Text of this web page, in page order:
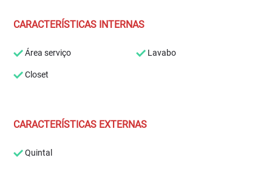
CARACTERÍSTICAS INTERNAS
Área serviço Lavabo
Closet
CARACTERÍSTICAS EXTERNAS
Quintal